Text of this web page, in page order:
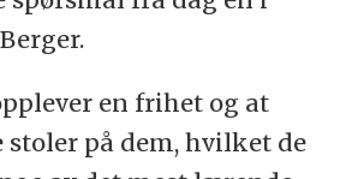
en frihet og at
på dem, hvilket de